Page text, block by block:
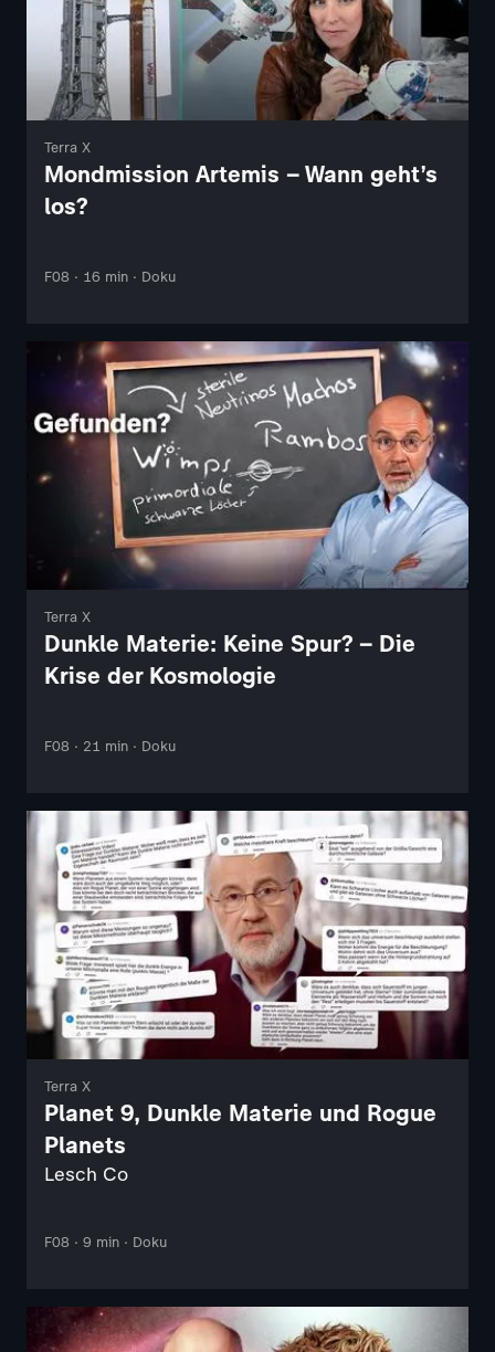
Terra X
Mondmission Artemis – Wann geht’s
los?
F08 · 16 min · Doku
Terra X
Dunkle Materie: Keine Spur? – Die
Krise der Kosmologie
F08 · 21 min · Doku
Terra X
Planet 9, Dunkle Materie und Rogue
Planets
Lesch Co
F08 · 9 min · Doku